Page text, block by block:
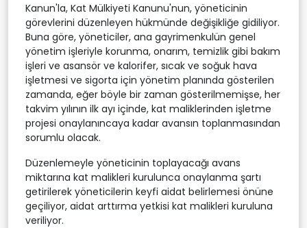
Kanun'la, Kat Mülkiyeti Kanunu'nun, yöneticinin
görevlerini düzenleyen hükmünde değişikliğe gidiliyor.
Buna göre, yöneticiler, ana gayrimenkulün genel
yönetim işleriyle korunma, onarım, temizlik gibi bakım
işleri ve asansör ve kalorifer, sıcak ve soğuk hava
işletmesi ve sigorta için yönetim planında gösterilen
zamanda, eğer böyle bir zaman gösterilmemişse, her
takvim yılının ilk ayı içinde, kat maliklerinden işletme
projesi onaylanıncaya kadar avansın toplanmasından
sorumlu olacak.
Düzenlemeyle yöneticinin toplayacağı avans
miktarına kat malikleri kurulunca onaylanma şartı
getirilerek yöneticilerin keyfi aidat belirlemesi önüne
geçiliyor, aidat arttırma yetkisi kat malikleri kuruluna
veriliyor.